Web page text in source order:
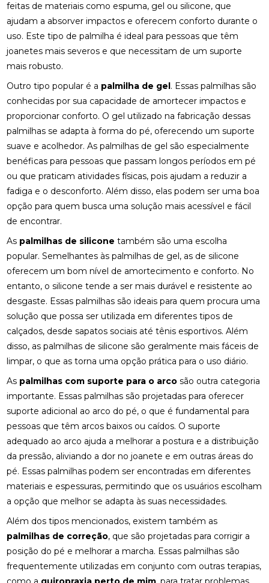
feitas de materiais como espuma, gel ou silicone, que
ajudam a absorver impactos e oferecem conforto durante o
uso. Este tipo de palmilha é ideal para pessoas que têm
joanetes mais severos e que necessitam de um suporte
mais robusto.
Outro tipo popular é a palmilha de gel. Essas palmilhas são
conhecidas por sua capacidade de amortecer impactos e
proporcionar conforto. O gel utilizado na fabricação dessas
palmilhas se adapta à forma do pé, oferecendo um suporte
suave e acolhedor. As palmilhas de gel são especialmente
benéficas para pessoas que passam longos períodos em pé
ou que praticam atividades físicas, pois ajudam a reduzir a
fadiga e o desconforto. Além disso, elas podem ser uma boa
opção para quem busca uma solução mais acessível e fácil
de encontrar.
As palmilhas de silicone também são uma escolha
popular. Semelhantes às palmilhas de gel, as de silicone
oferecem um bom nível de amortecimento e conforto. No
entanto, o silicone tende a ser mais durável e resistente ao
desgaste. Essas palmilhas são ideais para quem procura uma
solução que possa ser utilizada em diferentes tipos de
calçados, desde sapatos sociais até tênis esportivos. Além
disso, as palmilhas de silicone são geralmente mais fáceis de
limpar, o que as torna uma opção prática para o uso diário.
As palmilhas com suporte para o arco são outra categoria
importante. Essas palmilhas são projetadas para oferecer
suporte adicional ao arco do pé, o que é fundamental para
pessoas que têm arcos baixos ou caídos. O suporte
adequado ao arco ajuda a melhorar a postura e a distribuição
da pressão, aliviando a dor no joanete e em outras áreas do
pé. Essas palmilhas podem ser encontradas em diferentes
materiais e espessuras, permitindo que os usuários escolham
a opção que melhor se adapta às suas necessidades.
Além dos tipos mencionados, existem também as
palmilhas de correção, que são projetadas para corrigir a
posição do pé e melhorar a marcha. Essas palmilhas são
frequentemente utilizadas em conjunto com outras terapias,
DESCUBRA OS BENEFÍCIOS DA ACUPUNTURA RJ
PARA SUA SAÚDE E BEM-ESTAR
DESCUBRA OS BENEFÍCIOS DA CLÍNICA DE
QUIROPRAXIA PARA SUA SAÚDE
DESCUBRA OS BENEFÍCIOS DA OSTEOPATIA
DESCUBRA OS BENEFÍCIOS DA QUIROPRAXIA NA
FISIOTERAPIA
DESCUBRA OS BENEFÍCIOS DE UMA CLÍNICA DE
OSTEOPATIA PARA SUA SAÚDE
DICAS PARA ESCOLHER A MELHOR PALMILHA PARA
JOANETE
EM QUAIS CASOS A FISIOTERAPIA É
RECOMENDADA?
ENCONTRE A CLÍNICA DE QUIROPRAXIA PERTO DE
VOCÊ
ENCONTRE A MELHOR CLÍNICA DE QUIROPRAXIA
PERTO DE VOCÊ
ENCONTRE QUIROPRAXIA PERTO DE VOCÊ
ENCONTRE QUIROPRAXIA PERTO DE VOCÊ E
ENCONTRE QUIROPRAXIA PERTO DE VOCÊ E
MELHORE SUA SAÚDE
ALÍVIO E BEM-ESTAR
ENCONTRE QUIROPRAXIA PERTO DE VOCÊ: TUDO
SOBRE O TEMA
ESTRATÉGIAS PARA ALIVIAR O NEUROMA DE
MORTON COM PALMILHAS
3D